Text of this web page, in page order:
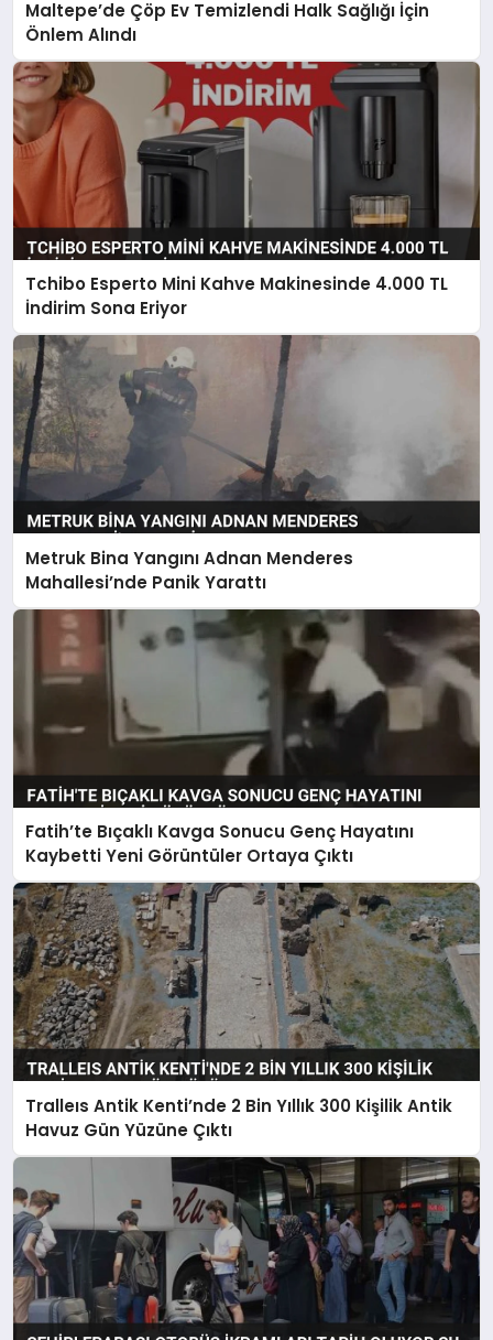
Maltepe’de Çöp Ev Temizlendi Halk Sağlığı İçin
Önlem Alındı
Tchibo Esperto Mini Kahve Makinesinde 4.000 TL
İndirim Sona Eriyor
Metruk Bina Yangını Adnan Menderes
Mahallesi’nde Panik Yarattı
Fatih’te Bıçaklı Kavga Sonucu Genç Hayatını
Kaybetti Yeni Görüntüler Ortaya Çıktı
Tralleıs Antik Kenti’nde 2 Bin Yıllık 300 Kişilik Antik
Havuz Gün Yüzüne Çıktı